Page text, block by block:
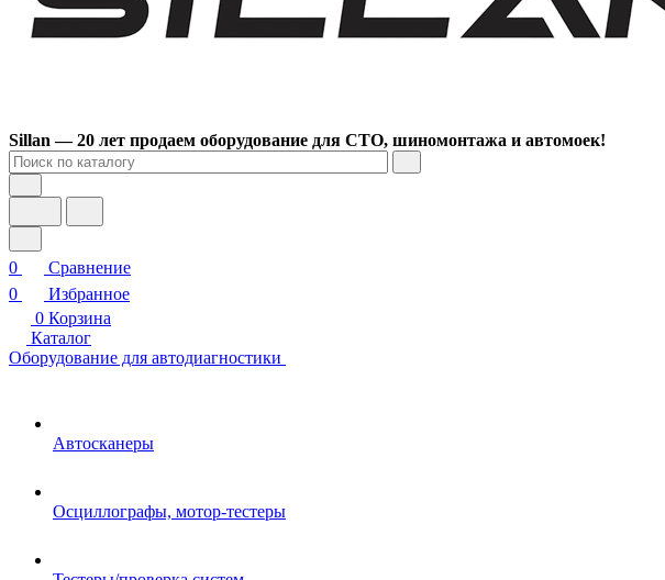
Sillan — 20 лет продаем оборудование для СТО, шиномонтажа и автомоек!
0
Сравнение
0
Избранное
0 Корзина
Каталог
Оборудование для автодиагностики
Автосканеры
Осциллографы, мотор-тестеры